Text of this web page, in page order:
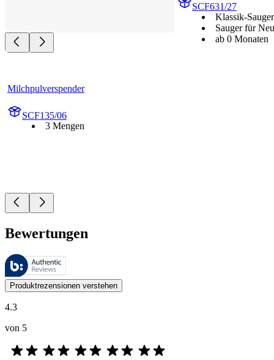
Milchpulverspender
SCF135/06
3 Mengen
SCF631/27
Klassik-Sauger
Sauger für
ab 0 Monaten
Bewertungen
Diese Bewertungen werden von Bazaarvoice verwaltet und
Kundenmeinungen in Form von Produkt- und Sternebewertungen
Produktrezensionen verstehen
4.3
von 5